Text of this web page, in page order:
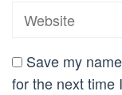
Save my
for the next time